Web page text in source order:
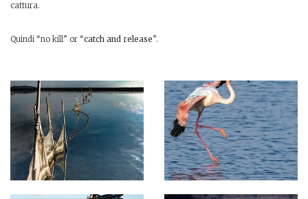
cattura.
Quindi “no kill” or “catch and release”.